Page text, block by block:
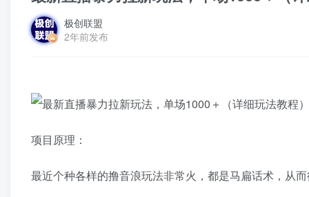
极创联盟
2年前发布
项目原理：
最近个种各样的撸音浪玩法非常火，都是马扁话术，从